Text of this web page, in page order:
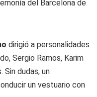
del Barcelona de
dirigió a personalidades
Sergio Ramos, Karim
Sin dudas, un
un vestuario con